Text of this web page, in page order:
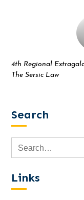
4th Regional
The Sersic Law
Search
Links